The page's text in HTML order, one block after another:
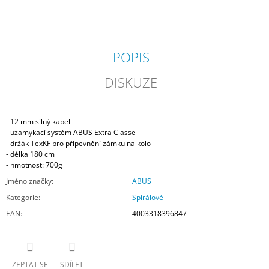
POPIS
DISKUZE
- 12 mm silný kabel
- uzamykací systém ABUS Extra Classe
- držák TexKF pro připevnění zámku na kolo
- délka 180 cm
- hmotnost: 700g
Jméno značky:
ABUS
Kategorie:
Spirálové
EAN: 4003318396847
ZEPTAT SE SDÍLET